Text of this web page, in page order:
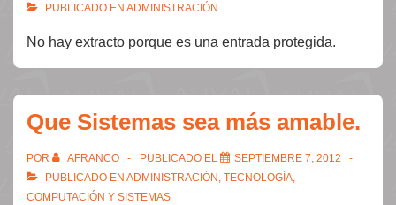
PUBLICADO EN ADMINISTRACIÓN
No hay extracto porque es una entrada protegida.
Que Sistemas sea más amable.
POR AFRANCO PUBLICADO EL
SEPTIEMBRE 7, 2012
PUBLICADO EN ADMINISTRACIÓN , TECNOLOGÍA,
COMPUTACIÓN Y SISTEMAS